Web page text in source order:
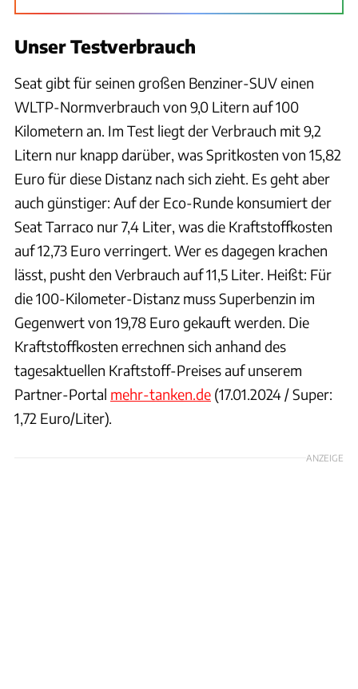
Unser Testverbrauch
Seat gibt für seinen großen Benziner-SUV einen
WLTP-Normverbrauch von 9,0 Litern auf 100
Kilometern an. Im Test liegt der Verbrauch mit 9,2
Litern nur knapp darüber, was Spritkosten von 15,82
Euro für diese Distanz nach sich zieht. Es geht aber
auch günstiger: Auf der Eco-Runde konsumiert der
Seat Tarraco nur 7,4 Liter, was die Kraftstoffkosten
auf 12,73 Euro verringert. Wer es dagegen krachen
lässt, pusht den Verbrauch auf 11,5 Liter. Heißt: Für
die 100-Kilometer-Distanz muss Superbenzin im
Gegenwert von 19,78 Euro gekauft werden. Die
Kraftstoffkosten errechnen sich anhand des
tagesaktuellen Kraftstoff-Preises auf unserem
Partner-Portal mehr-tanken.de (17.01.2024 / Super:
1,72 Euro/Liter).
ANZEIGE